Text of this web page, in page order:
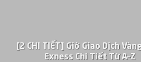
[2 CHI TIẾT] Giờ Giao Dịch
Exness Chi Tiết Từ A–Z